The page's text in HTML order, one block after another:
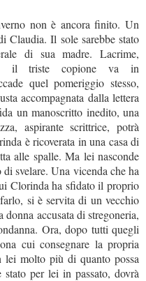
non è ancora finito. Un
Claudia. Il sole sarebbe stato
di sua madre. Lacrime,
il triste copione va in
quel pomeriggio stesso,
accompagnata dalla lettera
un manoscritto inedito, una
aspirante scrittrice, potrà
è ricoverata in una casa di
alle spalle. Ma lei nasconde
svelare. Una vicenda che ha
Clorinda ha sfidato il proprio
si è servita di un vecchio
accusata di stregoneria,
Ora, dopo tutti quegli
cui consegnare la propria
lei molto più di quanto possa
per lei in passato, dovrà